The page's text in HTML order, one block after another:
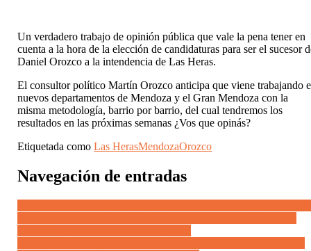
Un verdadero trabajo de opinión pública que vale la pena tener en
cuenta a la hora de la elección de candidaturas para ser el sucesor
Daniel Orozco a la intendencia de Las Heras.
El consultor político Martín Orozco anticipa que viene trabajando
nuevos departamentos de Mendoza y el Gran Mendoza con la
misma metodología, barrio por barrio, del cual tendremos los
resultados en las próximas semanas ¿Vos que opinás?
Etiquetada comoLas HerasMendozaOrozco
Navegación de entradas